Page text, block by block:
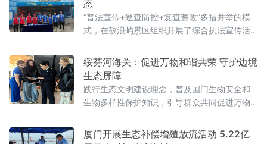
助力生态文明建设。
态
“普法宣传+巡查防控+复查整改”多措并举的模
式，在鼓浪屿景区组织开展了综合执法宣传活
合科普宣传 增强公众保护意识‌活动当日，综合
一大队结合鼓浪屿游客密集、学生研学活动多
的特点，联合厦门海底世界工作人员
绥芬河海关：促进万物和谐共荣 守护边境
生态屏障
践行生态文明建设理念，普及国门生物安全和
生物多样性保护知识，引导群众共同促进万物
厦门开展生态补偿增殖放流活动 5.22亿